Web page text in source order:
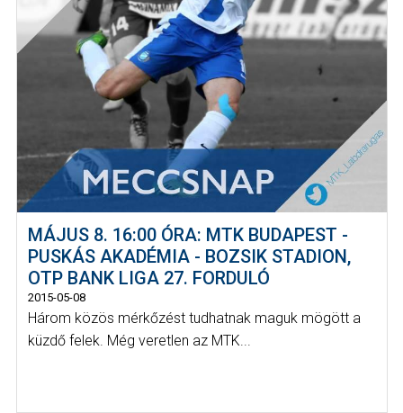
MÁJUS 8. 16:00 ÓRA: MTK BUDAPEST -
PUSKÁS AKADÉMIA - BOZSIK STADION,
OTP BANK LIGA 27. FORDULÓ
2015-05-08
Három közös mérkőzést tudhatnak maguk mögött a
küzdő felek. Még veretlen az MTK...